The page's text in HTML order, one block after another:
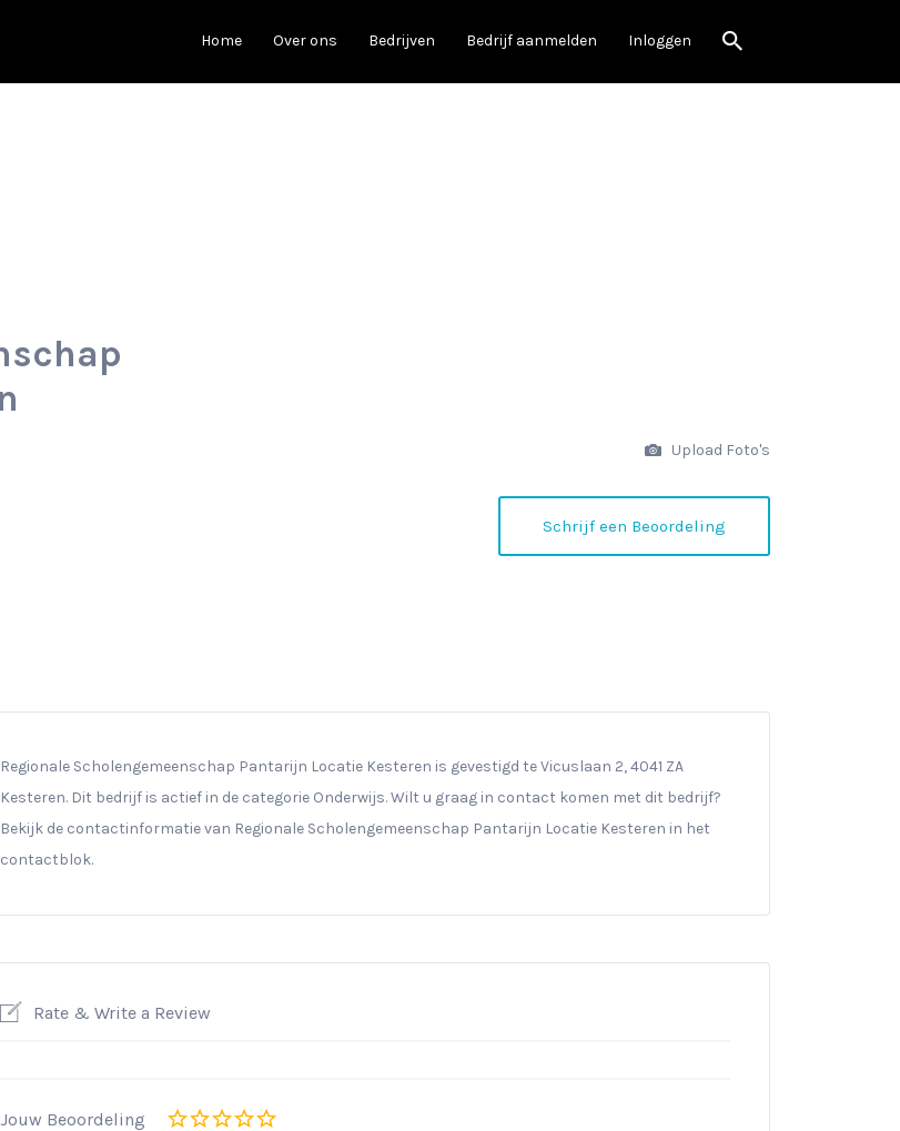
Home Over ons Bedrijven Bedrijf aanmelden Inloggen
Upload Foto's
Schrijf een Beoordeling
Regionale Scholengemeenschap Pantarijn Locatie Kesteren is gevestigd te Vicuslaan 2, 4041 ZA
Kesteren. Dit bedrijf is actief in de categorie Onderwijs. Wilt u graag in contact komen met dit bedrijf?
Bekijk de contactinformatie van Regionale Scholengemeenschap Pantarijn Locatie Kesteren in het
contactblok.
Rate & Write a Review
Jouw Beoordeling